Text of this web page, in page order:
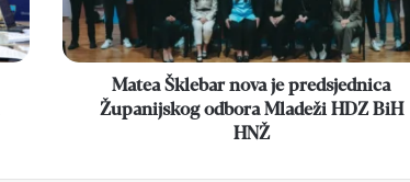
odbora
Mladeži
HDZ
Matea Šklebar nova je predsjednica
Županijskog odbora Mladeži HDZ BiH
HNŽ